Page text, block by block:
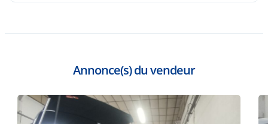
Annonce(s) du vendeur